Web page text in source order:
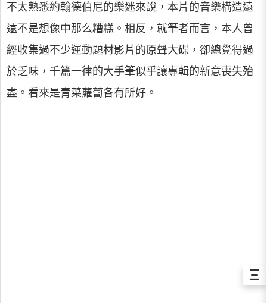
不太熟悉約翰德伯尼的樂迷來說，本片的音樂構造遠
遠不是想像中那么糟糕。相反，就筆者而言，本人曾
經收集過不少運動題材影片的原聲大碟，卻總覺得過
於乏味，千篇一律的大手筆似乎讓專輯的新意喪失殆
盡。看來是青菜蘿蔔各有所好。
Ξ